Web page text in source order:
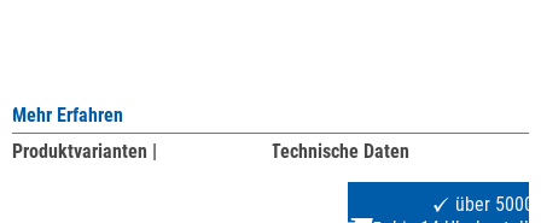
Mehr Erfahren
Produktvarianten |
Technische Daten